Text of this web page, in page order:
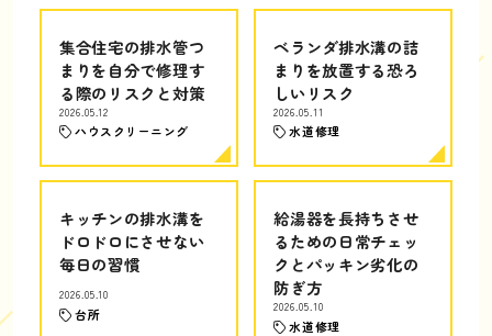
集合住宅の排水管つ
まりを自分で修理す
る際のリスクと対策
2026.05.12
ハウスクリーニング
ベランダ排水溝の詰
まりを放置する恐ろ
しいリスク
2026.05.11
水道修理
キッチンの排水溝を
ドロドロにさせない
毎日の習慣
2026.05.10
台所
給湯器を長持ちさせ
るための日常チェッ
クとパッキン劣化の
防ぎ方
2026.05.10
水道修理